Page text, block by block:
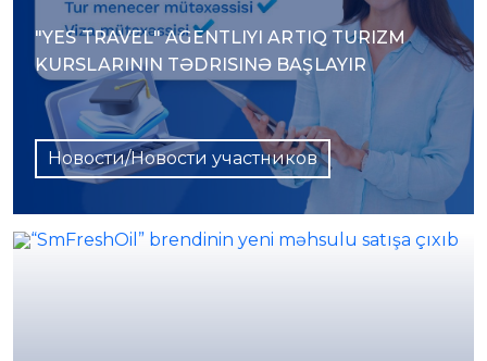
"YES TRAVEL" AGENTLIYI ARTIQ TURIZM
KURSLARININ TƏDRISINƏ BAŞLAYIR
Новости/Новости участников